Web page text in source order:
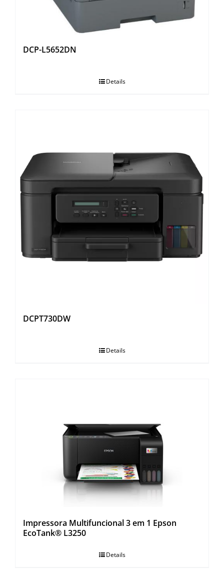
DCP-L5652DN
Details
DCPT730DW
Details
Impressora Multifuncional 3 em 1 Epson
EcoTank® L3250
Details